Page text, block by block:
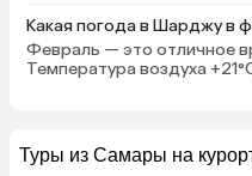
Какая погода в Шарджу в
Февраль — это отличное
Температура воздуха
Туры из Самары на